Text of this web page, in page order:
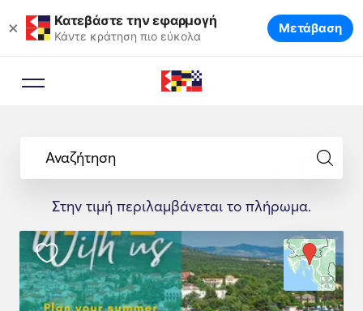
× Κατεβάστε την εφαρμογή
Κάντε κράτηση πιο εύκολα Μετάβαση
Αναζήτηση
Στην τιμή περιλαμβάνεται το πλήρωμα.